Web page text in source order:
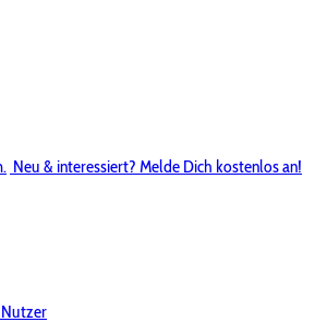
Neu & interessiert? Melde Dich kostenlos an!